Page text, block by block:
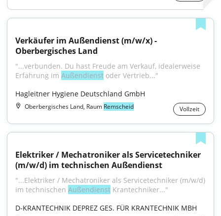
Verkäufer im Außendienst (m/w/x) -
Oberbergisches Land
"...verbunden. Du hast Freude am Verkauf, idealerweise
Erfahrung im Außendienst oder Vertrieb..."
Hagleitner Hygiene Deutschland GmbH
Oberbergisches Land, Raum Remscheid Vollzeit
Elektriker / Mechatroniker als Servicetechniker
(m/w/d) im technischen Außendienst
"...Elektriker / Mechatroniker als Servicetechniker (m/w/d)
im technischen Außendienst Krantechniker..."
D-KRANTECHNIK DEPREZ GES. FÜR KRANTECHNIK MBH